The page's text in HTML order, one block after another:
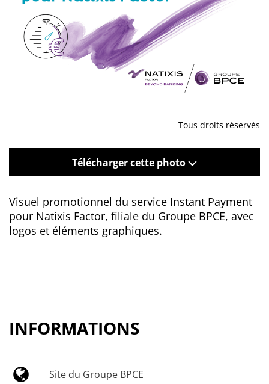
Tous droits réservés
Télécharger cette photo
Visuel promotionnel du service Instant Payment
pour Natixis Factor, filiale du Groupe BPCE, avec
logos et éléments graphiques.
INFORMATIONS
Site du Groupe BPCE